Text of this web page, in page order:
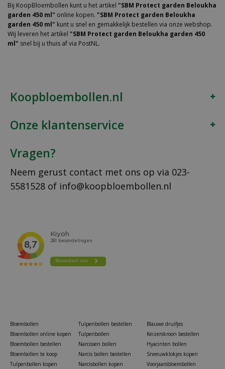
Bij KoopBloembollen kunt u het artikel "SBM Protect garden Beloukha
garden 450 ml" online kopen. "SBM Protect garden Beloukha
garden 450 ml" kunt u snel en gemakkelijk bestellen via onze webshop.
Wij leveren het artikel "SBM Protect garden Beloukha garden 450
ml" snel bij u thuis af via PostNL.
Koopbloembollen.nl
Onze klantenservice
Vragen?
Neem gerust contact met ons op via 023-
5581528 of info@koopbloembollen.nl
Bloembollen
Bloembollen online kopen
Bloembollen bestellen
Bloembollen te koop
Tulpenbollen kopen
Tulpenbollen bestellen
Tulpenbollen
Narcissen bollen
Narcis bollen bestellen
Narcisbollen kopen
Blauwe druifjes
Keizerskroon bestellen
Hyacinten bollen
Sneeuwklokjes kopen
Voorjaarsbloembollen